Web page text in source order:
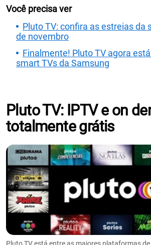
Você precisa ver
Pluto TV: confira as estreias da
de novembro
Finalmente! Pluto TV agora
smart TVs da Samsung
Pluto TV: IPTV e on
totalmente grátis